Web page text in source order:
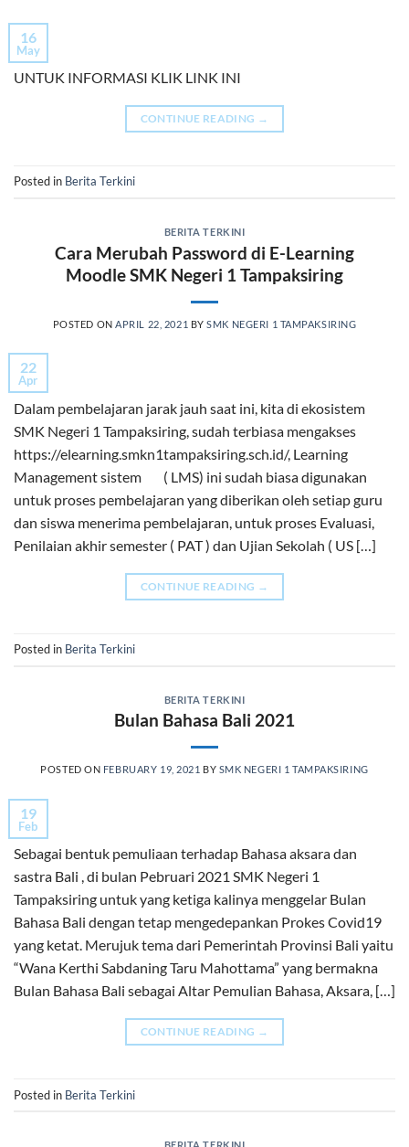
16
May
UNTUK INFORMASI KLIK LINK INI
CONTINUE READING →
Posted in Berita Terkini
BERITA TERKINI
Cara Merubah Password di E-Learning
Moodle SMK Negeri 1 Tampaksiring
POSTED ON APRIL 22, 2021 BYSMK NEGERI 1 TAMPAKSIRING
22
Apr
Dalam pembelajaran jarak jauh saat ini, kita di ekosistem
SMK Negeri 1 Tampaksiring, sudah terbiasa mengakses
https://elearning.smkn1tampaksiring.sch.id/, Learning
Management sistem ( LMS) ini sudah biasa digunakan
untuk proses pembelajaran yang diberikan oleh setiap guru
dan siswa menerima pembelajaran, untuk proses Evaluasi,
Penilaian akhir semester ( PAT ) dan Ujian Sekolah ( US […]
CONTINUE READING →
Posted in Berita Terkini
BERITA TERKINI
Bulan Bahasa Bali 2021
POSTED ON FEBRUARY 19, 2021 BY SMK NEGERI 1 TAMPAKSIRING
19
Feb
Sebagai bentuk pemuliaan terhadap Bahasa aksara dan
sastra Bali , di bulan Pebruari 2021 SMK Negeri 1
Tampaksiring untuk yang ketiga kalinya menggelar Bulan
Bahasa Bali dengan tetap mengedepankan Prokes Covid19
yang ketat. Merujuk tema dari Pemerintah Provinsi Bali yaitu
“Wana Kerthi Sabdaning Taru Mahottama” yang bermakna
Bulan Bahasa Bali sebagai Altar Pemulian Bahasa, Aksara, […]
CONTINUE READING →
Posted in Berita Terkini